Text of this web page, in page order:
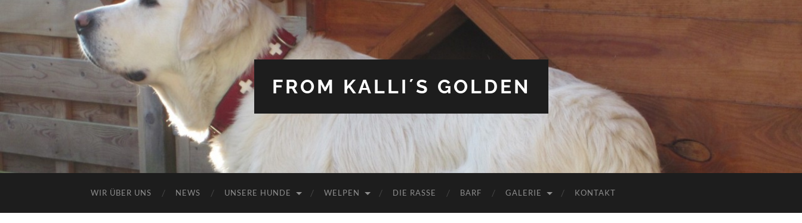
FROM KALLI´S GOLDEN
WIR ÜBER UNS NEWS UNSERE HUNDE WELPEN DIE RASSE BARF GALERIE KONTAKT